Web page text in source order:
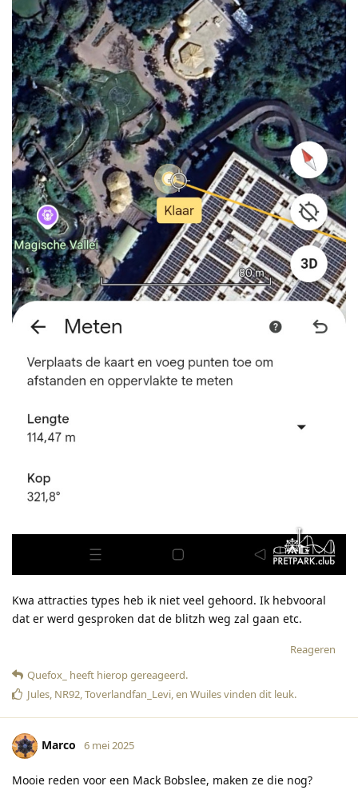
Kwa attracties types heb ik niet veel gehoord. Ik hebvooral
dat er werd gesproken dat de blitzh weg zal gaan etc.
Reageren
Quefox_ heeft hierop gereageerd.
Jules, NR92,Toverlandfan_Levi, en Wuilesvinden dit leuk.
Marco 6 mei 2025
Mooie reden voor een Mack Bobslee, maken ze die nog?